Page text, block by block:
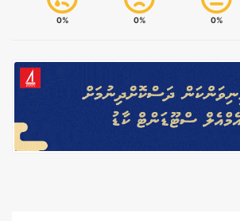
0%
0%
0%